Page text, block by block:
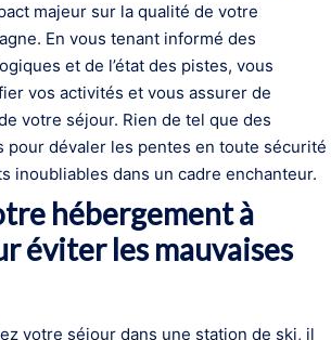
majeur sur la qualité de votre
En vous tenant informé des
et de l’état des pistes, vous
vos activités et vous assurer de
votre séjour. Rien de tel que des
pour dévaler les pentes en toute sécurité
inoubliables dans un cadre enchanteur.
hébergement à
éviter les mauvaises
votre séjour dans une station de ski, il